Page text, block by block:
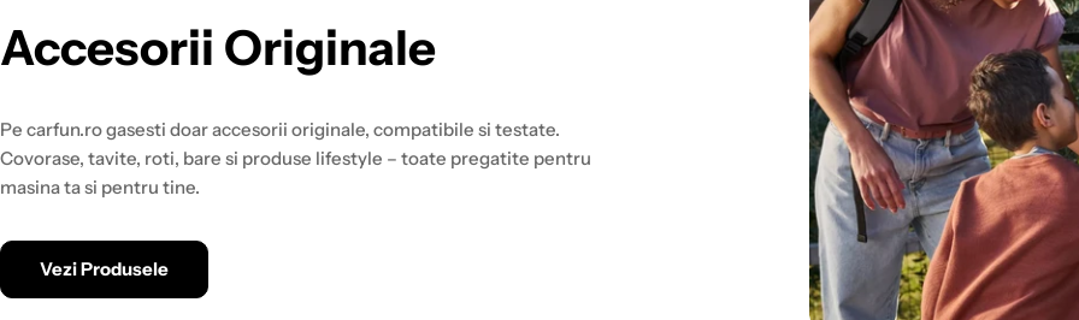
Accesorii Originale
Pe carfun.ro gasesti doar accesorii originale, compatibile si testate.
Covorase, tavite, roti, bare si produse lifestyle – toate pregatite pentru
masina ta si pentru tine.
Vezi Produsele